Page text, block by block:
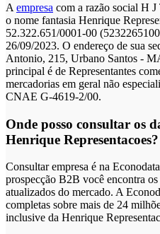
A empresa com a razão social H
o nome fantasia Henrique
52.322.651/0001-00
26/09/2023. O endereço de sua
Antonio, 215, Urbano Santos -
principal é de Representantes
mercadorias em geral não
CNAE G-4619-2/00.
Onde posso consultar os
Henrique Representacoes?
Consultar empresa é na
prospecção B2B você encontra
atualizados do mercado. A
completas sobre mais de 24
inclusive da Henrique